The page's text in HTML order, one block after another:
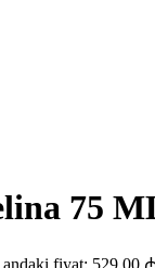
75
andaki fiyat: 529.00